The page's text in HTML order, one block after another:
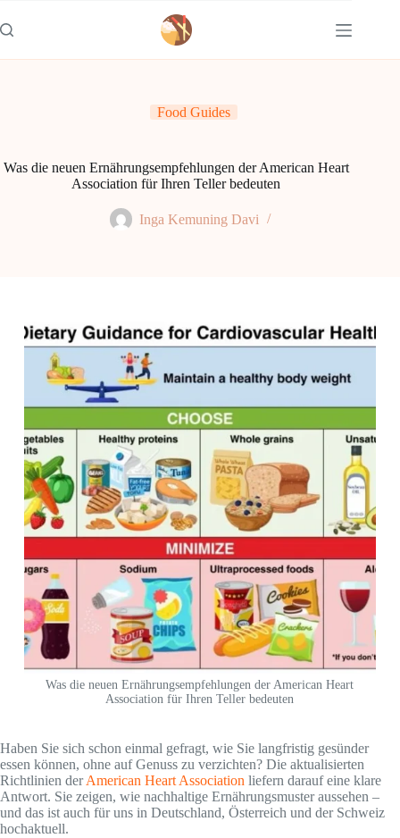
Inhalt
springen
Food Guides
Was die neuen Ernährungsempfehlungen der American Heart
Association für Ihren Teller bedeuten
Inga Kemuning Davi
Was die neuen Ernährungsempfehlungen der American Heart
Association für Ihren Teller bedeuten
Haben Sie sich schon einmal gefragt, wie Sie langfristig gesünder
essen können, ohne auf Genuss zu verzichten? Die aktualisierten
Richtlinien derAmerican Heart Association liefern darauf eine klare
Antwort. Sie zeigen, wie nachhaltige Ernährungsmuster aussehen –
und das ist auch für uns in Deutschland, Österreich und der Schweiz
hochaktuell.